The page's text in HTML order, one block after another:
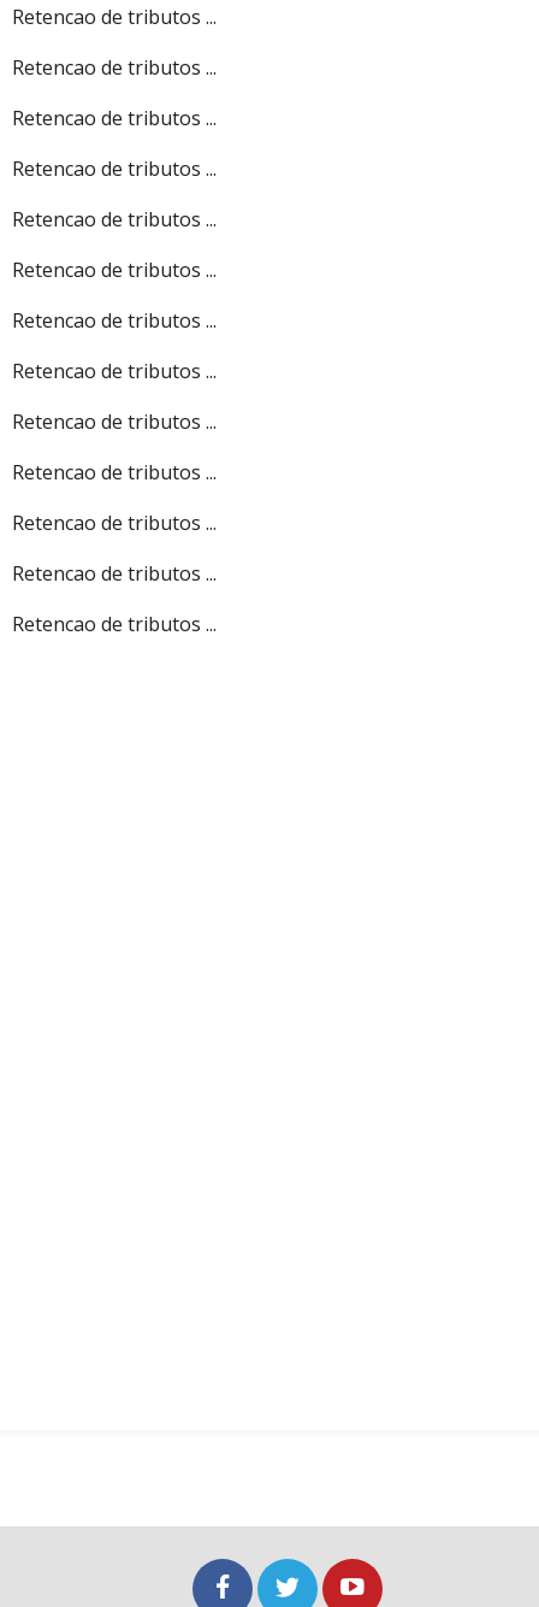
Retencao de tributos ...
Retencao de tributos ...
Retencao de tributos ...
Retencao de tributos ...
Retencao de tributos ...
Retencao de tributos ...
Retencao de tributos ...
Retencao de tributos ...
Retencao de tributos ...
Retencao de tributos ...
Retencao de tributos ...
Retencao de tributos ...
Retencao de tributos ...